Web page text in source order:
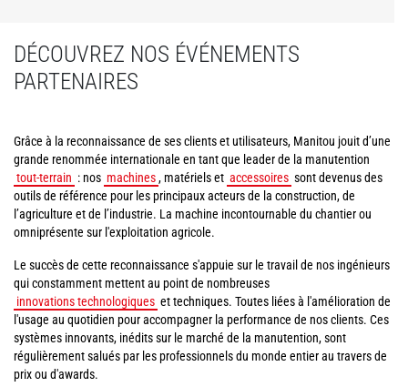
DÉCOUVREZ NOS ÉVÉNEMENTS
PARTENAIRES
Grâce à la reconnaissance de ses clients et utilisateurs, Manitou jouit d’une
grande renommée internationale en tant que leader de la manutention
tout-terrain : nos machines, matériels et accessoires sont devenus des
outils de référence pour les principaux acteurs de la construction, de
l’agriculture et de l’industrie. La machine incontournable du chantier ou
omniprésente sur l'exploitation agricole.
Le succès de cette reconnaissance s'appuie sur le travail de nos ingénieurs
qui constamment mettent au point de nombreuses
innovations technologiques et techniques. Toutes liées à l'amélioration de
l'usage au quotidien pour accompagner la performance de nos clients. Ces
systèmes innovants, inédits sur le marché de la manutention, sont
régulièrement salués par les professionnels du monde entier au travers de
prix ou d'awards.